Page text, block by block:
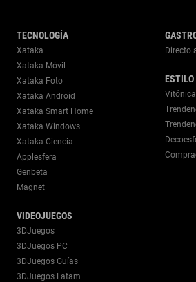
TECNOLOGÍA
Xataka
Xataka Móvil
Xataka Foto
Xataka Android
Xataka Smart Home
Xataka Windows
Xataka Ciencia
Applesfera
Genbeta
Magnet
VIDEOJUEGOS
3DJuegos
3DJuegos PC
3DJuegos Guías
3DJuegos Latam
Directo
ESTILO
Vitónica